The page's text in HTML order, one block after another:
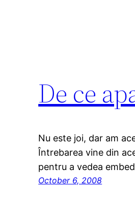
De ce
Nu este joi, dar am
Întrebarea vine din
pentru a vedea
October 6, 2008